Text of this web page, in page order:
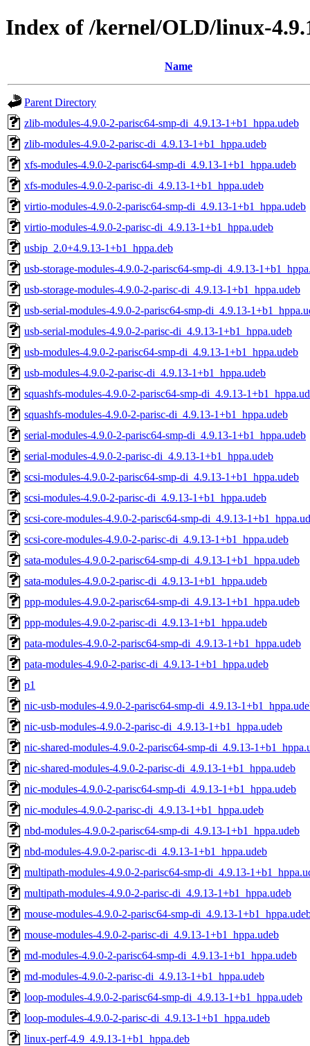
Index of /kernel/OLD/linux-
Name
Parent Directory
zlib-modules-4.9.0-2-parisc64-smp-di_4.9.13-1+b1_hppa.udeb
zlib-modules-4.9.0-2-parisc-di_4.9.13-1+b1_hppa.udeb
xfs-modules-4.9.0-2-parisc64-smp-di_4.9.13-1+b1_hppa.udeb
xfs-modules-4.9.0-2-parisc-di_4.9.13-1+b1_hppa.udeb
virtio-modules-4.9.0-2-parisc64-smp-di_4.9.13-1+b1_hppa.udeb
virtio-modules-4.9.0-2-parisc-di_4.9.13-1+b1_hppa.udeb
usbip_2.0+4.9.13-1+b1_hppa.deb
usb-storage-modules-4.9.0-2-parisc64-smp-di_4.9.13-
usb-storage-modules-4.9.0-2-parisc-di_4.9.13-1+b1_hppa.udeb
usb-serial-modules-4.9.0-2-parisc64-smp-di_4.9.13-
usb-serial-modules-4.9.0-2-parisc-di_4.9.13-1+b1_hppa.udeb
usb-modules-4.9.0-2-parisc64-smp-di_4.9.13-1+b1_hppa.udeb
usb-modules-4.9.0-2-parisc-di_4.9.13-1+b1_hppa.udeb
squashfs-modules-4.9.0-2-parisc64-smp-di_4.9.13-
squashfs-modules-4.9.0-2-parisc-di_4.9.13-1+b1_hppa.udeb
serial-modules-4.9.0-2-parisc64-smp-di_4.9.13-1+b1_hppa.udeb
serial-modules-4.9.0-2-parisc-di_4.9.13-1+b1_hppa.udeb
scsi-modules-4.9.0-2-parisc64-smp-di_4.9.13-1+b1_hppa.udeb
scsi-modules-4.9.0-2-parisc-di_4.9.13-1+b1_hppa.udeb
scsi-core-modules-4.9.0-2-parisc64-smp-di_4.9.13-
scsi-core-modules-4.9.0-2-parisc-di_4.9.13-1+b1_hppa.udeb
sata-modules-4.9.0-2-parisc64-smp-di_4.9.13-1+b1_hppa.udeb
sata-modules-4.9.0-2-parisc-di_4.9.13-1+b1_hppa.udeb
ppp-modules-4.9.0-2-parisc64-smp-di_4.9.13-1+b1_hppa.udeb
ppp-modules-4.9.0-2-parisc-di_4.9.13-1+b1_hppa.udeb
pata-modules-4.9.0-2-parisc64-smp-di_4.9.13-1+b1_hppa.udeb
pata-modules-4.9.0-2-parisc-di_4.9.13-1+b1_hppa.udeb
p1
nic-usb-modules-4.9.0-2-parisc64-smp-di_4.9.13-
nic-usb-modules-4.9.0-2-parisc-di_4.9.13-1+b1_hppa.udeb
nic-shared-modules-4.9.0-2-parisc64-smp-di_4.9.13-
nic-shared-modules-4.9.0-2-parisc-di_4.9.13-1+b1_hppa.udeb
nic-modules-4.9.0-2-parisc64-smp-di_4.9.13-1+b1_hppa.udeb
nic-modules-4.9.0-2-parisc-di_4.9.13-1+b1_hppa.udeb
nbd-modules-4.9.0-2-parisc64-smp-di_4.9.13-1+b1_hppa.udeb
nbd-modules-4.9.0-2-parisc-di_4.9.13-1+b1_hppa.udeb
multipath-modules-4.9.0-2-parisc64-smp-di_4.9.13-
multipath-modules-4.9.0-2-parisc-di_4.9.13-1+b1_hppa.udeb
mouse-modules-4.9.0-2-parisc64-smp-di_4.9.13-
mouse-modules-4.9.0-2-parisc-di_4.9.13-1+b1_hppa.udeb
md-modules-4.9.0-2-parisc64-smp-di_4.9.13-1+b1_hppa.udeb
md-modules-4.9.0-2-parisc-di_4.9.13-1+b1_hppa.udeb
loop-modules-4.9.0-2-parisc64-smp-di_4.9.13-1+b1_hppa.udeb
loop-modules-4.9.0-2-parisc-di_4.9.13-1+b1_hppa.udeb
linux-perf-4.9_4.9.13-1+b1_hppa.deb